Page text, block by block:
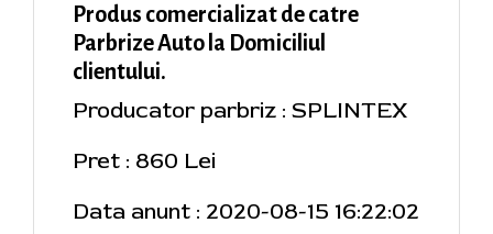
Produs comercializat de catre
Parbrize Auto la Domiciliul
clientului.
Producator parbriz : SPLINTEX
Pret : 860 Lei
Data anunt : 2020-08-15 16:22:02